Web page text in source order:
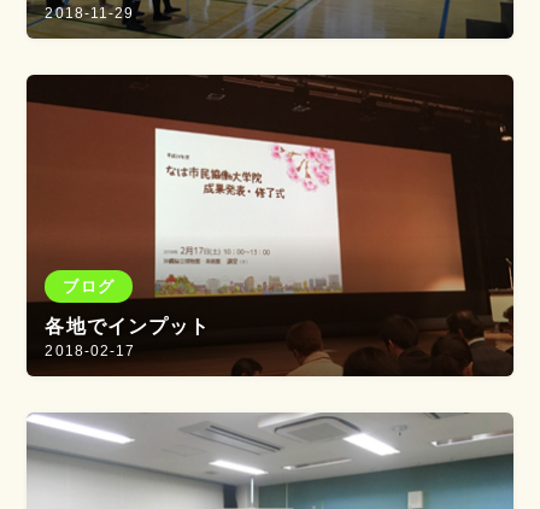
2018-11-29
ブログ
各地でインプット
2018-02-17